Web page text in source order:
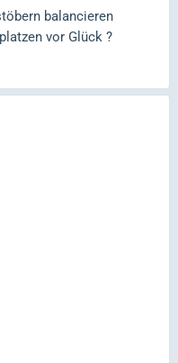
balancieren
vor Glück ?